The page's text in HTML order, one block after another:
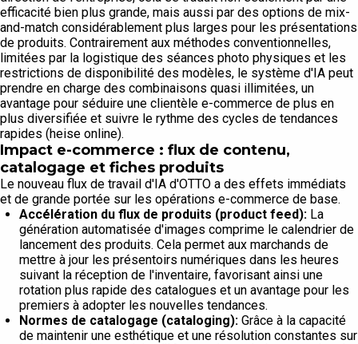
efficacité bien plus grande, mais aussi par des options de mix-
and-match considérablement plus larges pour les présentations
de produits. Contrairement aux méthodes conventionnelles,
limitées par la logistique des séances photo physiques et les
restrictions de disponibilité des modèles, le système d'IA peut
prendre en charge des combinaisons quasi illimitées, un
avantage pour séduire une clientèle e-commerce de plus en
plus diversifiée et suivre le rythme des cycles de tendances
rapides (heise online).
Impact e-commerce : flux de contenu,
catalogage et fiches produits
Le nouveau flux de travail d'IA d'OTTO a des effets immédiats
et de grande portée sur les opérations e-commerce de base.
Accélération du flux de produits (product feed): La
génération automatisée d'images comprime le calendrier de
lancement des produits. Cela permet aux marchands de
mettre à jour les présentoirs numériques dans les heures
suivant la réception de l'inventaire, favorisant ainsi une
rotation plus rapide des catalogues et un avantage pour les
premiers à adopter les nouvelles tendances.
Normes de catalogage (cataloging): Grâce à la capacité
de maintenir une esthétique et une résolution constantes sur